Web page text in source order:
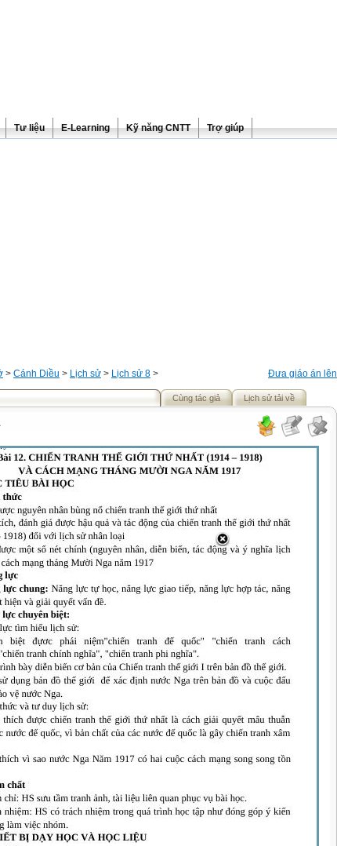
Tư liệu E-Learning Kỹ năng CNTT Trợ giúp
Đưa giáo án lên
> Cánh Diều > Lịch sử > Lịch sử 8 >
Cùng tác giả Lịch sử tải về